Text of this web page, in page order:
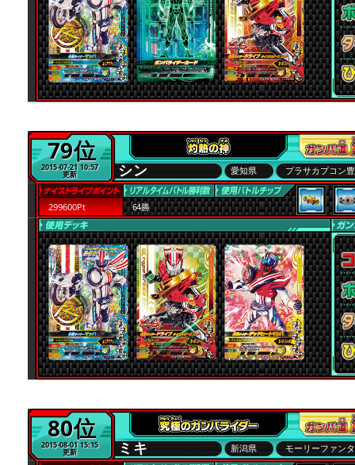
79位
2015-07-21 10:57
更新 シン 愛知県 プラサカプコン
299600Pt 64勝
80位
2015-08-01 15:15
更新 ミキ 新潟県 モーリーファン